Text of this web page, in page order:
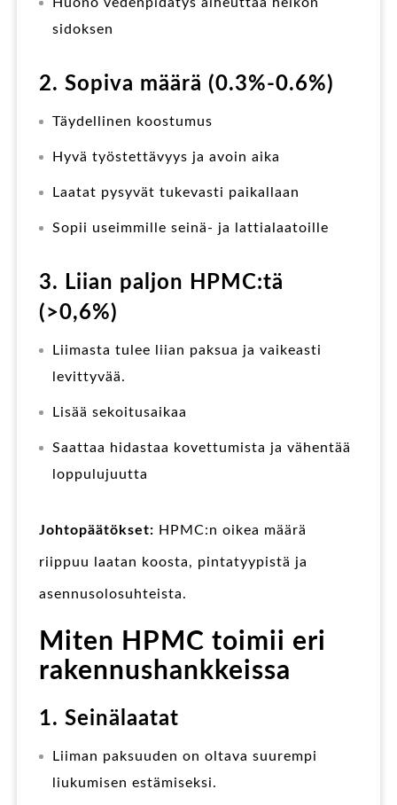
sidoksen
2. Sopiva määrä (0.3%-0.6%)
Täydellinen koostumus
Hyvä työstettävyys ja avoin aika
Laatat pysyvät tukevasti paikallaan
Sopii useimmille seinä- ja lattialaatoille
3. Liian paljon HPMC:tä
(>0,6%)
Liimasta tulee liian paksua ja vaikeasti
levittyvää.
Lisää sekoitusaikaa
Saattaa hidastaa kovettumista ja vähentää
loppulujuutta
Johtopäätökset: HPMC:n oikea määrä
riippuu laatan koosta, pintatyypistä ja
asennusolosuhteista.
Miten HPMC toimii eri
rakennushankkeissa
1. Seinälaatat
Liiman paksuuden on oltava suurempi
liukumisen estämiseksi.